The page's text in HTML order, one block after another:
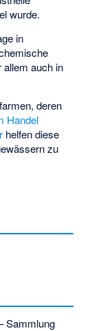
wurde.
in
allem auch in
deren
Handel
helfen diese
zu
Sammlung